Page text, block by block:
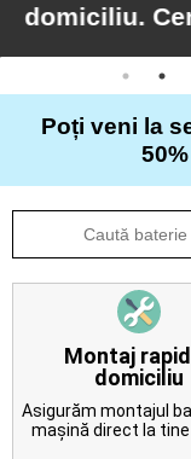
Articole
Despre
frecvente
Contact
domiciliu.
Poți veni la
Montaj
domiciliu
Asigurăm montajul
mașină direct la tine